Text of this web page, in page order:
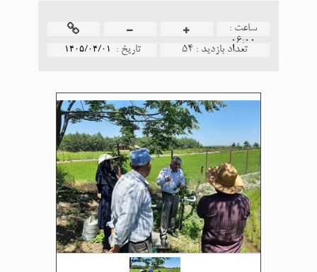
ساعت :
۰۶:۰۰
تاريخ : ۱۴۰۵/۰۴/۰۱ تعداد بازدید : 54